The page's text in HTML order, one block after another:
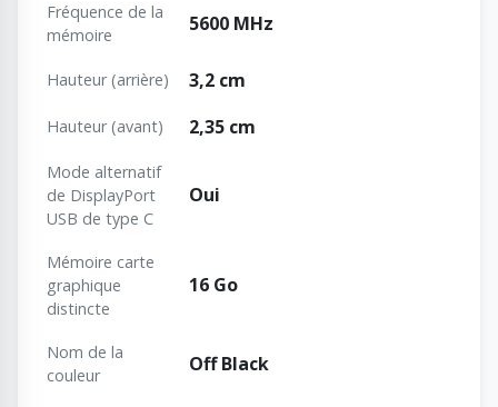
Fréquence de la
mémoire
5600 MHz
Hauteur (arrière) 3,2 cm
Hauteur (avant) 2,35 cm
Mode alternatif
de DisplayPort
USB de type C
Oui
Mémoire carte
graphique
distincte
16 Go
Nom de la
couleur
Off Black